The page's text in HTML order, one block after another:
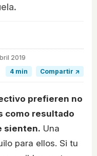
2019
4 min
Compartir ↗
prefieren no
como resultado
sienten. Una
para ellos. Si tu